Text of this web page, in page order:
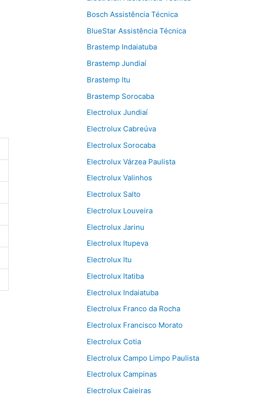
Bosch Assistência Técnica
BlueStar Assistência Técnica
Brastemp Indaiatuba
Brastemp Jundiaí
Brastemp Itu
Brastemp Sorocaba
Electrolux Jundiaí
Electrolux Cabreúva
Electrolux Sorocaba
Electrolux Várzea Paulista
Electrolux Valinhos
Electrolux Salto
Electrolux Louveira
Electrolux Jarinu
Electrolux Itupeva
Electrolux Itu
Electrolux Itatiba
Electrolux Indaiatuba
Electrolux Franco da Rocha
Electrolux Francisco Morato
Electrolux Cotia
Electrolux Campo Limpo Paulista
Electrolux Campinas
Electrolux Caieiras